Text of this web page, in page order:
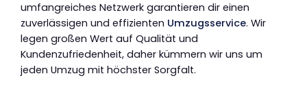
umfangreiches Netzwerk garantieren dir einen
zuverlässigen und effizienten Umzugsservice. Wir
legen großen Wert auf Qualität und
Kundenzufriedenheit, daher kümmern wir uns um
jeden Umzug mit höchster Sorgfalt.